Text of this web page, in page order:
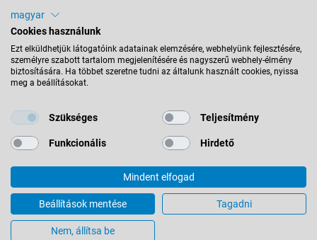
Magyarország - magyar
© 2026 Leitz GmbH & Co. KG
Impresszum
Kapcsolat Adatvédelem
ÁSZF
Cookie-beállítások
magyar
Cookies használunk
Ezt elküldhetjük látogatóink adatainak elemzésére, webhelyünk fejlesztésére,
személyre szabott tartalom megjelenítésére és nagyszerű webhely-élmény
biztosítására. Ha többet szeretne tudni az általunk használt cookies, nyissa
meg a beállításokat.
Szükséges Teljesítmény
Funkcionális Hirdető
Mindent elfogad
Beállítások mentése Tagadni
Nem, állítsa be